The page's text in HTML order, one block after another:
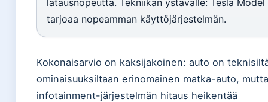
tarjoaa nopeamman käyttöjärjestelmän.
Kokonaisarvio on kaksijakoinen: auto on
ominaisuuksiltaan erinomainen matka-auto, mutta
infotainment-järjestelmän hitaus heikentää